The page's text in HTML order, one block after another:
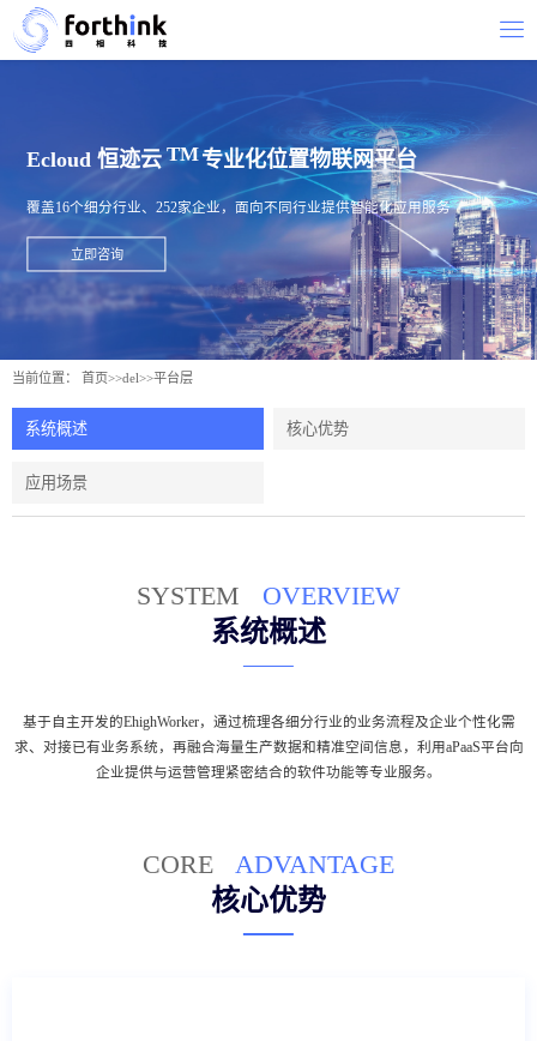
Ecloud 恒迹云 专业化位置物联网平台
覆盖16个细分行业、252家企业，面向不同行业提供智能化应用服务
立即咨询
当前位置： 首页>>del>>平台层
系统概述 核心优势
应用场景
SYSTEM OVERVIEW
系统概述
基于自主开发的EhighWorker，通过梳理各细分行业的业务流程及企业个性化需
求、对接已有业务系统，再融合海量生产数据和精准空间信息，利用aPaaS平台向
企业提供与运营管理紧密结合的软件功能等专业服务。
CORE ADVANTAGE
核心优势